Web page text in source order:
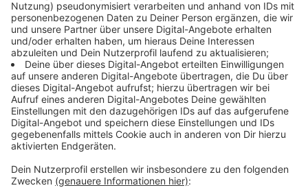
Beamten dabei in den Abendstunden ins Netz
gegangen. Die meisten fielen wegen überhöhter
Geschwindigkeit auf. Zwei Fahrer hatten außerdem
keinen Führerschein, drei Autos wurde sichergestellt.
Auf dem Ostwall stoppte die Polizei ein Auto mit
einem Planwagen-Anhänger und 14 Personen drauf.
Der war viel zu schwer und wurde deshalb
abgeschleppt. Fahrer und Halter erwartet jetzt ein
Verfahren wegen einer Ordnungswidrigkeit.
Anzeige